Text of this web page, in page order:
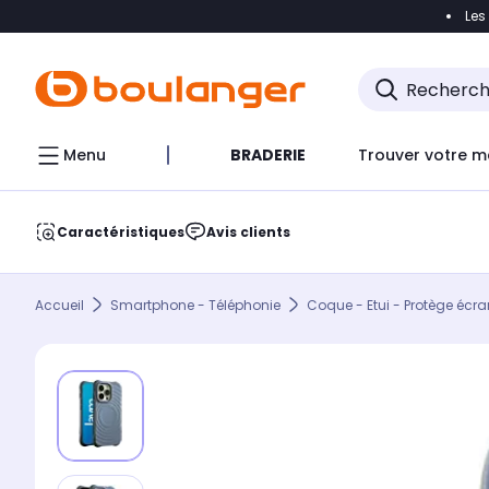
Accéder
Menu BRADERIE Trouver votre
Caractéristiques Avis clients
Accueil Smartphone - Téléphonie Coque - Etui - Protège